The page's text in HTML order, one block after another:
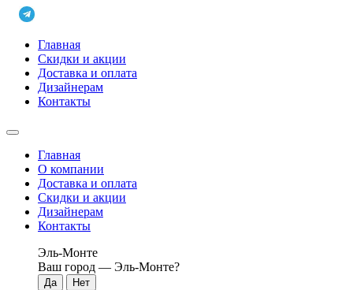
Главная
Скидки и акции
Доставка и оплата
Дизайнерам
Контакты
Главная
О компании
Доставка и оплата
Скидки и акции
Дизайнерам
Контакты
Эль-Монте
Ваш город — Эль-Монте?